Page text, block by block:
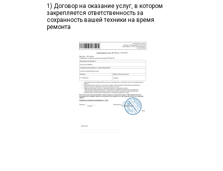
1) Договор на оказание услуг, в котором
закрепляется ответственность за
сохранность вашей техники на время
ремонта